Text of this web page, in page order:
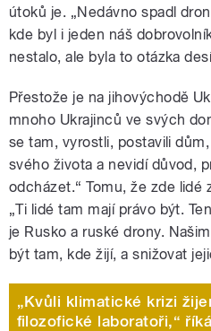
útoků je. „Nedávno spadl
kde byl i jeden náš
nestalo, ale byla to otázka
Přestože je na jihovýchodě
mnoho Ukrajinců ve svých
se tam, vyrostli, postavili
svého života a nevidí důvod,
odcházet.“ Tomu, že zde lidé
„Ti lidé tam mají právo být.
je Rusko a ruské drony.
být tam, kde žijí, a snižovat
„Kvůli klimatické krizi
filozofické laboratoři,“